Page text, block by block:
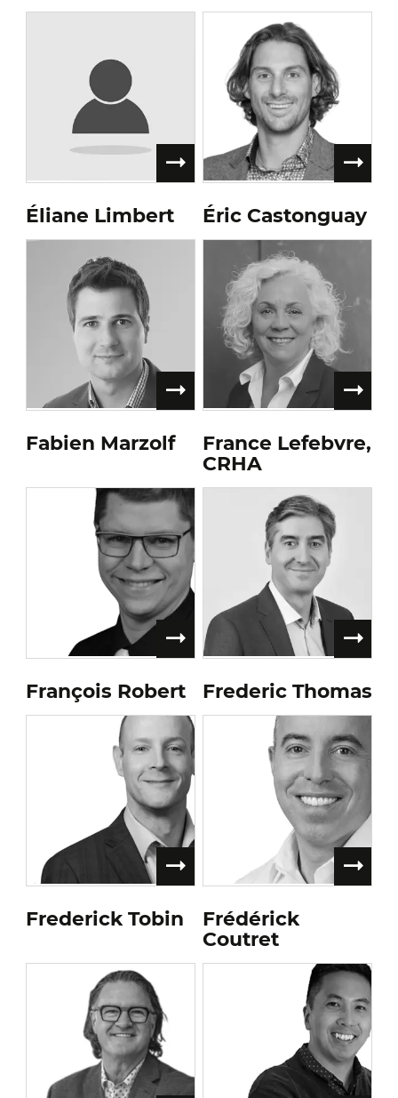
Éliane Limbert Éric Castonguay
Fabien Marzolf
France Lefebvre,
CRHA
François Robert Frederic Thomas
Frederick Tobin
Frédérick
Coutret